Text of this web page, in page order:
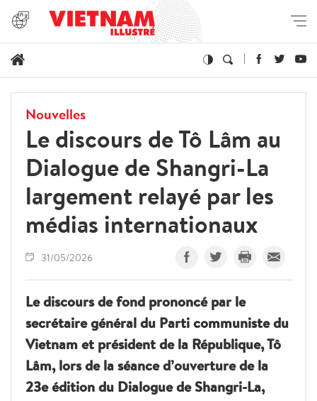
Nouvelles
Le discours de Tô Lâm au
Dialogue de Shangri-La
largement relayé par les
médias internationaux
31/05/2026
Le discours de fond prononcé par le
secrétaire général du Parti communiste du
Vietnam et président de la République, Tô
Lâm, lors de la séance d’ouverture de la
23e édition du Dialogue de Shangri-La,